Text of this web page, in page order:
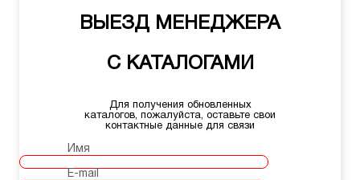
ВЫЕЗД МЕНЕДЖЕРА
С КАТАЛОГАМИ
Для получения обновленных
каталогов, пожалуйста, оставьте свои
контактные данные для связи
Имя
E-mail